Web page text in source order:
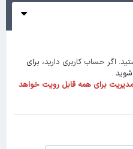
اگر حساب کاربری دارید، برای
شوید .
برای همه قابل رویت خواهد